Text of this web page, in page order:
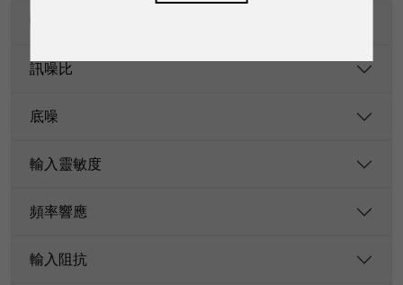
輸出功率（W）
訊噪比
底噪
輸入靈敏度
頻率響應
輸入阻抗